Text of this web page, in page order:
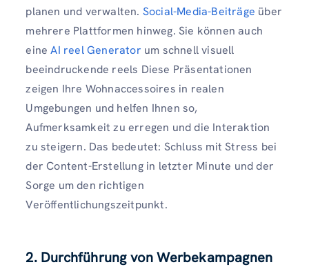
planen und verwalten. Social-Media-Beiträge über
mehrere Plattformen hinweg. Sie können auch
eineAI reel Generator um schnell visuell
beeindruckende reels Diese Präsentationen
zeigen Ihre Wohnaccessoires in realen
Umgebungen und helfen Ihnen so,
Aufmerksamkeit zu erregen und die Interaktion
zu steigern. Das bedeutet: Schluss mit Stress bei
der Content-Erstellung in letzter Minute und der
Sorge um den richtigen
Veröffentlichungszeitpunkt.
2. Durchführung von Werbekampagnen